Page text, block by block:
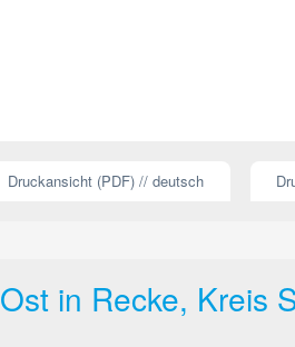
Druckansicht (PDF) // deutsch
in Recke, Kreis